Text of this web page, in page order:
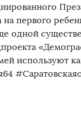
первого
одной
используют